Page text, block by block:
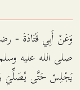
وَعَنْ أَبِي قَتَادَةَ -
صلى الله عليه
يَجْلِسْ حَتَّى يُصَلِّيَ